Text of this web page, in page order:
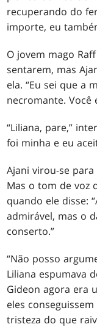
recuperando do
importe, eu
O jovem mago
sentarem, mas
ela. “Eu sei que a
necromante.
“Liliana, pare,”
foi minha e eu
Ajani virou-se
Mas o tom de voz
quando ele disse:
admirável, mas o
conserto.”
“Não posso
Liliana espumava
Gideon agora era
eles
tristeza do que